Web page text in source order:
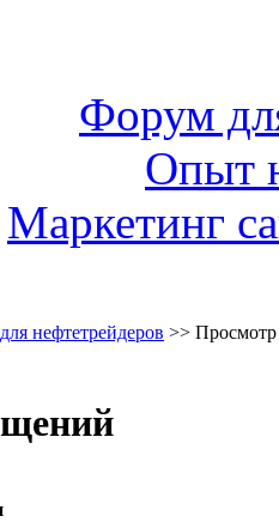
Форум
Опыт
Маркетинг
нефтетрейдеров >>